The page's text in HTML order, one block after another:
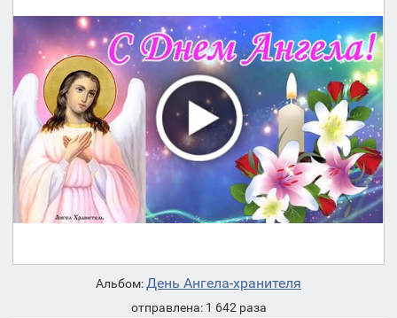
Альбом:День Ангела-хранителя
отправлена: 1 642 раза